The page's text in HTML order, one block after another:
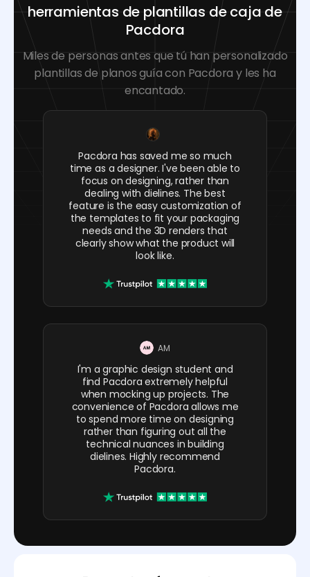
herramientas de plantillas de caja de
Pacdora
Miles de personas antes que tú han personalizado
plantillas de planos guía con Pacdora y les ha
encantado.
Pacdora has saved me so much
time as a designer. I've been able to
focus on designing, rather than
dealing with dielines. The best
feature is the easy customization of
the templates to fit your packaging
needs and the 3D renders that
clearly show what the product will
look like.
AM
I'm a graphic design student and
find Pacdora extremely helpful
when mocking up projects. The
convenience of Pacdora allows me
to spend more time on designing
rather than figuring out all the
technical nuances in building
dielines. Highly recommend
Pacdora.